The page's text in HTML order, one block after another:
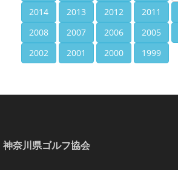
2014
2013 2012 2011
2008
2007 2006 2005
2002
2001 2000 1999
神奈川県ゴルフ協会